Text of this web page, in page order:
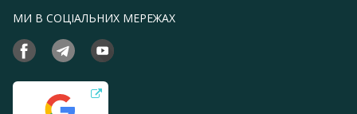
МИ В СОЦІАЛЬНИХ МЕРЕЖАХ